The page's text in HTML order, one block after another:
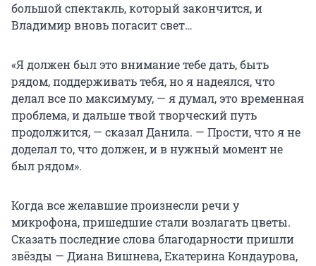
большой спектакль, который закончится, и
Владимир вновь погасит свет…
«Я должен был это внимание тебе дать, быть
рядом, поддерживать тебя, но я надеялся, что
делал все по максимуму, — я думал, это временная
проблема, и дальше твой творческий путь
продолжится, — сказал Данила. — Прости, что я не
доделал то, что должен, и в нужный момент не
был рядом».
Когда все желавшие произнесли речи у
микрофона, пришедшие стали возлагать цветы.
Сказать последние слова благодарности пришли
звёзды — Диана Вишнева, Екатерина Кондаурова,